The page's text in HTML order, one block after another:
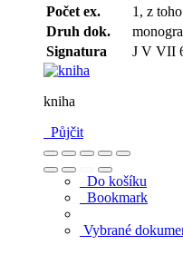
Počet ex.
1, z
Druh dok.
Signatura
J V VII
kniha
Půjčit
Do košíku
Bookmark
Vybrané